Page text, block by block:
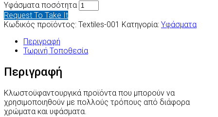
Υφάσματα ποσότητα
Request To Take It
Κωδικός προϊόντος: Textiles-001 Κατηγορία: Υφάσματα
Περιγραφή
Τωρινή Τοποθεσία
Περιγραφή
Κλωστοϋφαντουργικά προϊόντα που μπορούν να
χρησιμοποιηθούν με πολλούς τρόπους από διάφορα
χρώματα και υφάσματα.